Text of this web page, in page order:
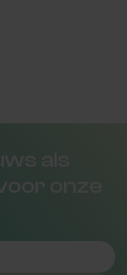
als
onze